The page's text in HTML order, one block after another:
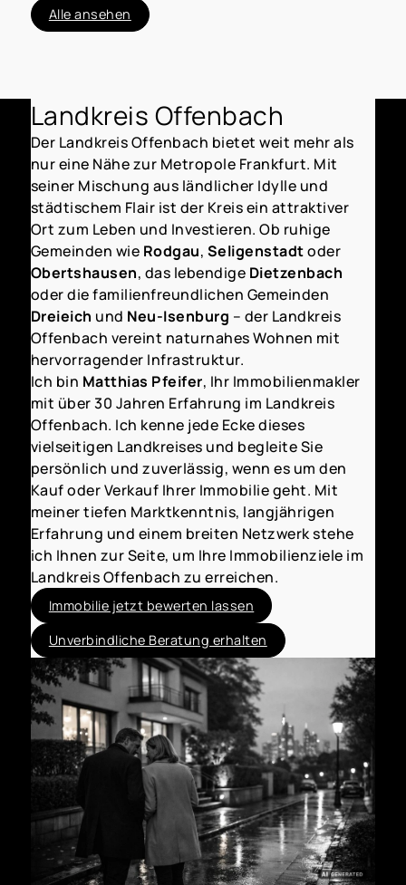
Alle ansehen
Landkreis Offenbach
Der Landkreis Offenbach bietet weit mehr als
nur eine Nähe zur Metropole Frankfurt. Mit
seiner Mischung aus ländlicher Idylle und
städtischem Flair ist der Kreis ein attraktiver
Ort zum Leben und Investieren. Ob ruhige
Gemeinden wie Rodgau, Seligenstadtoder
Obertshausen, das lebendige Dietzenbach
oder die familienfreundlichen Gemeinden
Dreieich und Neu-Isenburg – der Landkreis
Offenbach vereint naturnahes Wohnen mit
hervorragender Infrastruktur.
Ich bin Matthias Pfeifer, Ihr Immobilienmakler
mit über 30 Jahren Erfahrung im Landkreis
Offenbach. Ich kenne jede Ecke dieses
vielseitigen Landkreises und begleite Sie
persönlich und zuverlässig, wenn es um den
Kauf oder Verkauf Ihrer Immobilie geht. Mit
meiner tiefen Marktkenntnis, langjährigen
Erfahrung und einem breiten Netzwerk stehe
ich Ihnen zur Seite, um Ihre Immobilienziele im
Landkreis Offenbach zu erreichen.
Immobilie jetzt bewerten lassen
Unverbindliche Beratung erhalten